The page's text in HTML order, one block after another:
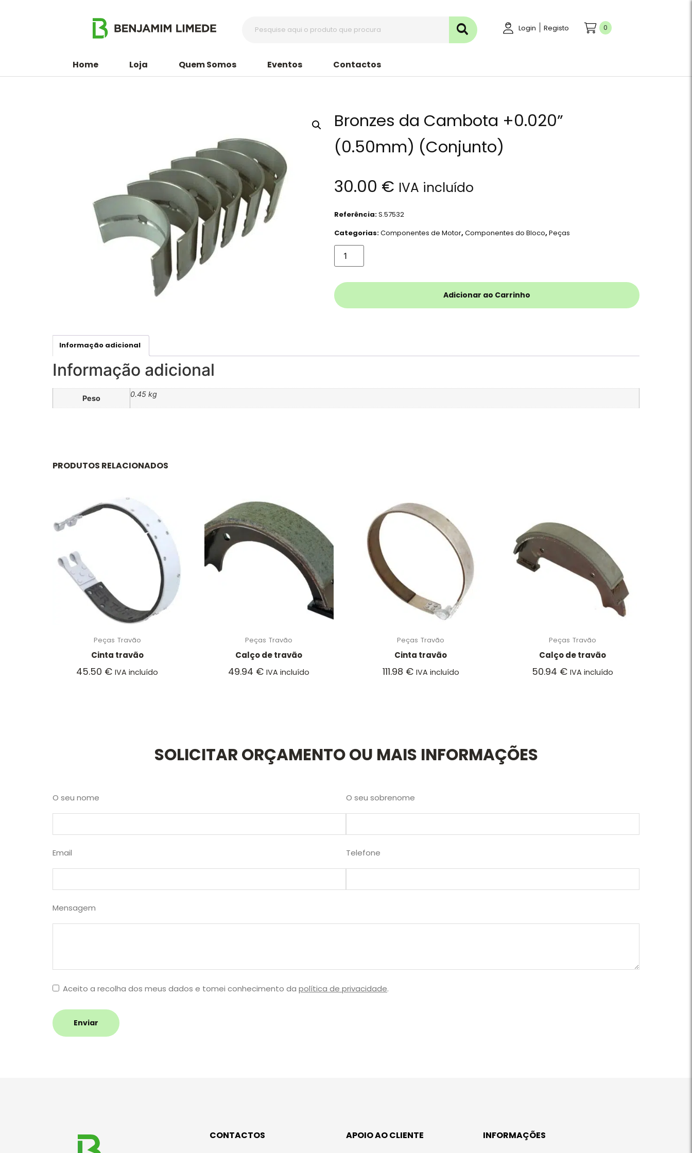
Login Registo 0
Home Loja Quem Somos Eventos Contactos
Bronzes da Cambota +0.020”
(0.50mm) (Conjunto)
30.00 € IVA incluído
Referência:S.57532
Categorias:Componentes de Motor,Componentes do Bloco,Peças
Adicionar ao Carrinho
Informação adicional
Informação adicional
Peso 0.45 kg
PRODUTOS RELACIONADOS
Peças Travão
Cinta travão
45.50 € IVA incluído
Peças Travão
Calço de travão
49.94 € IVA incluído
Peças Travão
Cinta travão
111.98 € IVA incluído
Peças Travão
Calço de travão
50.94 € IVA incluído
SOLICITAR ORÇAMENTO OU MAIS INFORMAÇÕES
O seu nome O seu sobrenome
Email Telefone
Mensagem
Aceito a recolha dos meus dados e tomei conhecimento da política de privacidade.
Enviar
CONTACTOS APOIO AO CLIENTE INFORMAÇÕES